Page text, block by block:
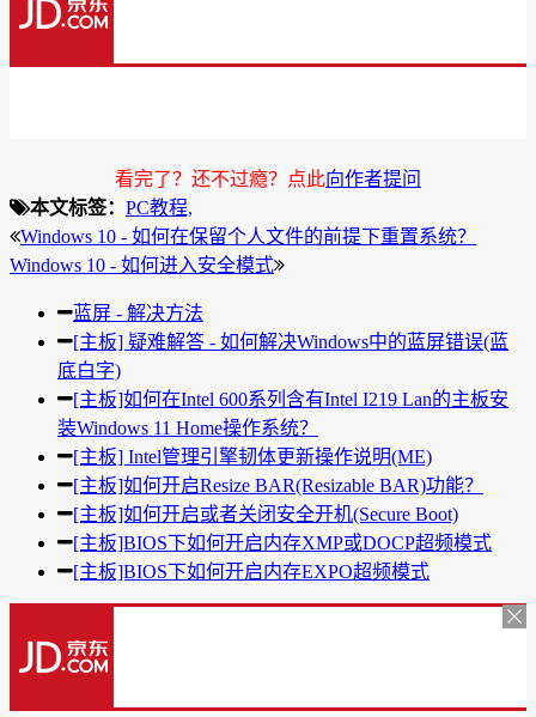
看完了？还不过瘾？点此向作者提问
本文标签： PC教程,
Windows 10 - 如何在保留个人文件的前提下重置系统？
Windows 10 - 如何进入安全模式
蓝屏 - 解决方法
[主板] 疑难解答 - 如何解决Windows中的蓝屏错误(蓝
底白字)
[主板]如何在Intel 600系列含有Intel I219 Lan的主板安
装Windows 11 Home操作系统？
[主板] Intel管理引擎韧体更新操作说明(ME)
[主板]如何开启Resize BAR(Resizable BAR)功能？
[主板]如何开启或者关闭安全开机(Secure Boot)
[主板]BIOS下如何开启内存XMP或DOCP超频模式
[主板]BIOS下如何开启内存EXPO超频模式